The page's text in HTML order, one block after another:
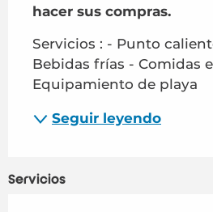
hacer sus compras.
Servicios : - Punto
Bebidas frías - Comidas
Equipamiento de playa
Seguir leyendo
Servicios